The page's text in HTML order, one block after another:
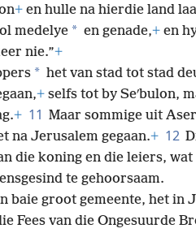
+ en hulle na hierdie land
medelye * en genade,+ en
nie.”+
* het van stad tot stad
+ selfs tot by Seʹbulon,
+ 11 Maar sommige uit
na Jerusalem gegaan.+ 12
die koning en die leiers,
te gehoorsaam.
baie groot gemeente, het in
Fees van die Ongesuurde